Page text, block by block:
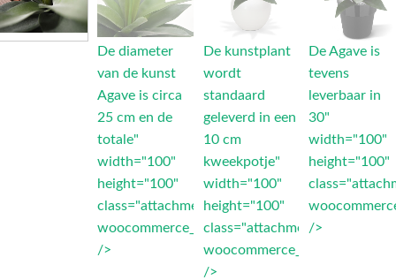
De diameter
van de kunst
Agave is circa
25 cm en de
totale"
width="100"
height="100"
class="attachment-
woocommerce_thumbnail"
/>
De kunstplant
wordt
standaard
geleverd in een
10 cm
kweekpotje"
width="100"
height="100"
class="attachment-
woocommerce_thumbnail"
/>
De Agave is
tevens
leverbaar in
30"
width="100"
height="100"
/>